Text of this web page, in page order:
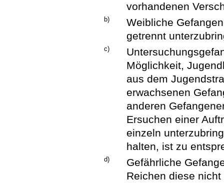
vorhandenen
b)
Weibliche
getrennt
c)
Möglichkeit,
aus dem
erwachsenen
anderen
Ersuchen einer
einzeln
halten, ist zu
d)
Gefährliche
Reichen diese